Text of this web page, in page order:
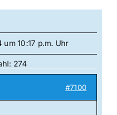
10:17 p.m. Uhr
274
#7100